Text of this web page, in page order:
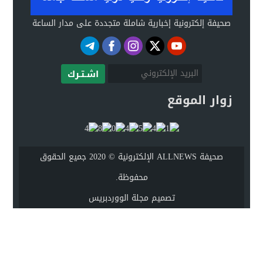
صحيفة إلكترونية إخبارية شاملة متجددة على مدار الساعة
اشـتـرك
زوار الموقع
صحيفة ALLNEWS الإلكترونية © 2020 جميع الحقوق
محفوظة.
تصميم مجلة الووردبريس